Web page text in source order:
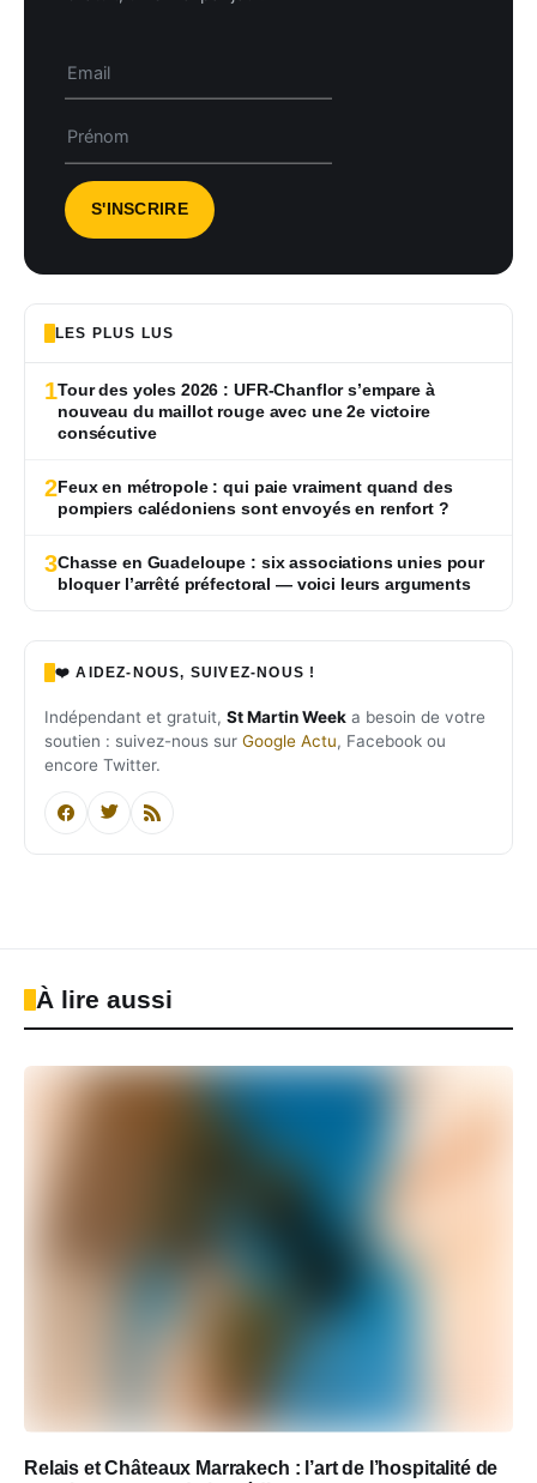
LES PLUS LUS
1Tour des yoles 2026 : UFR-Chanflor s’empare à
nouveau du maillot rouge avec une 2e victoire
consécutive
2Feux en métropole : qui paie vraiment quand des
pompiers calédoniens sont envoyés en renfort ?
3Chasse en Guadeloupe : six associations unies pour
bloquer l’arrêté préfectoral — voici leurs arguments
❤️ AIDEZ-NOUS, SUIVEZ-NOUS !
Indépendant et gratuit, St Martin Week a besoin de votre
soutien : suivez-nous sur Google Actu, Facebook ou
encore Twitter.
À lire aussi
Relais et Châteaux Marrakech : l’art de l’hospitalité de